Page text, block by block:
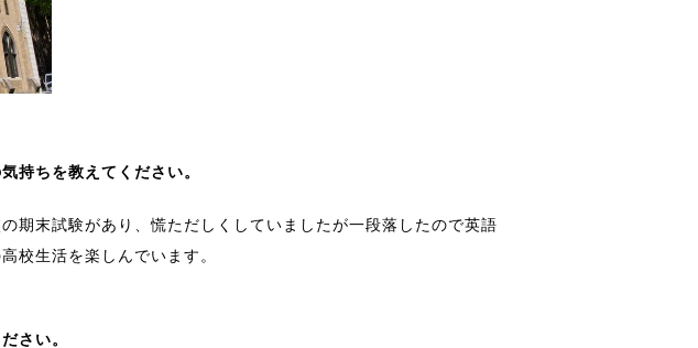
持ちを教えてください。
期末試験があり、慌ただしくしていましたが一段落したので英語
校生活を楽しんでいます。
さい。